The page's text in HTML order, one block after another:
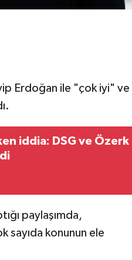
Erdoğan ile "çok iyi" ve
iddia: DSG ve Özerk
paylaşımda,
sayıda konunun ele